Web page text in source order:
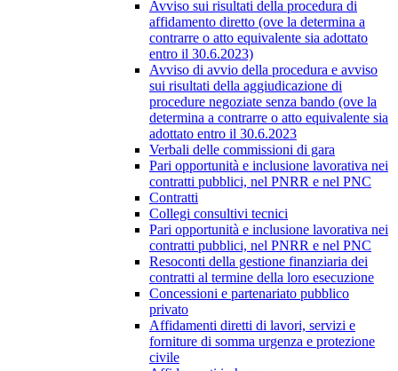
Avviso sui risultati della procedura di
affidamento diretto (ove la determina a
contrarre o atto equivalente sia adottato
entro il 30.6.2023)
Avviso di avvio della procedura e avviso
sui risultati della aggiudicazione di
procedure negoziate senza bando (ove la
determina a contrarre o atto equivalente sia
adottato entro il 30.6.2023
Verbali delle commissioni di gara
Pari opportunità e inclusione lavorativa nei
contratti pubblici, nel PNRR e nel PNC
Contratti
Collegi consultivi tecnici
Pari opportunità e inclusione lavorativa nei
contratti pubblici, nel PNRR e nel PNC
Resoconti della gestione finanziaria dei
contratti al termine della loro esecuzione
Concessioni e partenariato pubblico
privato
Affidamenti diretti di lavori, servizi e
forniture di somma urgenza e protezione
civile